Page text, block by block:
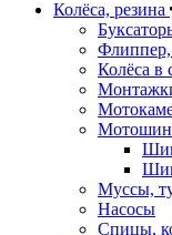
Колёса, резина
Флиппер,
Колёса в
Муссы,
Насосы
Спицы,